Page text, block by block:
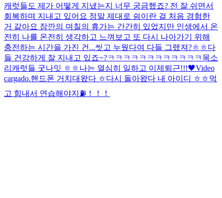
캐럿들도 제가 어떻게 지냈는지 너무 궁금했죠? 전 잘 쉬면서
회복하며 지내고 있어요 정말 제대로 쉼이란 걸 처음 경험한
거 같아요 잠깐의 며칠의 휴가는 간간히 있었지만 인생에서 온
전히 나를 온전히 생각하고 느껴보고 또 다시 나아가기 위해
충전하는 시간을 가진 건...씻고 누웠다여 다들 그랬져?ㅎㅎ다
들 건강하게 잘 지내고 있죠~?ㅋㅋㅋㅋㅋㅋㅋㅋㅋㅋㅋㅋ 목소
리 캐럿들 굿나잇 ㅎㅎ나는 열심히 일하고 이제퇴근!!!🖤Video
cargado.핸드폰 거치대왔다 ㅎ다시 돌아왔다 내 아이디 ㅎㅎ먹
고 힘내서 연습해야지⛽️！！！